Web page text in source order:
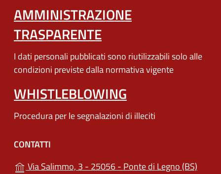
AMMINISTRAZIONE
TRASPARENTE
I dati personali pubblicati sono riutilizzabili solo alle
condizioni previste dalla normativa vigente
WHISTLEBLOWING
Procedura per le segnalazioni di illeciti
CONTATTI
Via Salimmo, 3 - 25056 - Ponte di Legno (BS)